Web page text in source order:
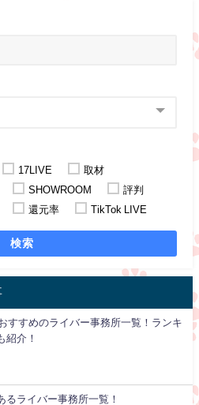
17LIVE
取材
SHOWROOM
評判
還元率 TikTok LIVE
検索
すすめのライバー事務所一覧！ランキ
紹介！
るライバー事務所一覧！